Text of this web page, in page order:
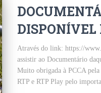
DISPONÍVEL
Através do link: https://
assistir ao Documentário
Muito obrigada à PCCA pela
RTP e RTP Play pelo